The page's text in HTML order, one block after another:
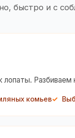
быстро и с
комьев